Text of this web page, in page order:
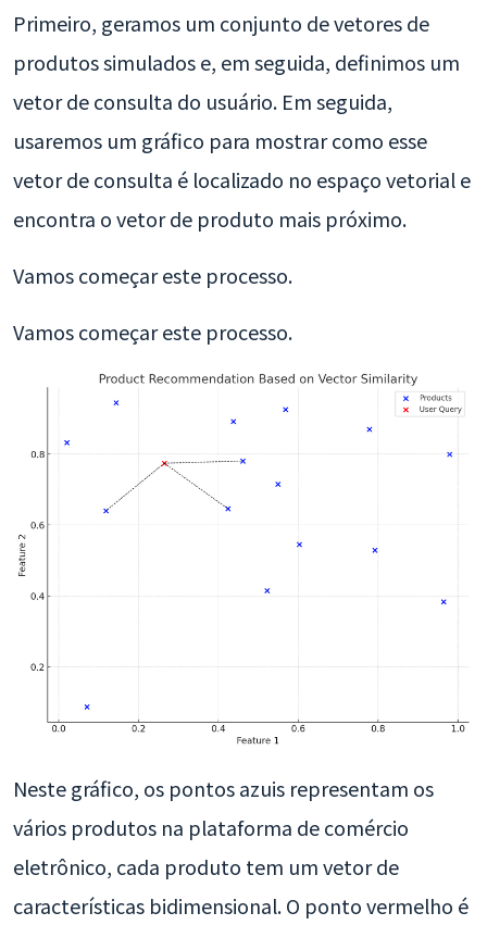
Primeiro, geramos um conjunto de vetores de
produtos simulados e, em seguida, definimos um
vetor de consulta do usuário. Em seguida,
usaremos um gráfico para mostrar como esse
vetor de consulta é localizado no espaço vetorial e
encontra o vetor de produto mais próximo.
Vamos começar este processo.
Vamos começar este processo.
Neste gráfico, os pontos azuis representam os
vários produtos na plataforma de comércio
eletrônico, cada produto tem um vetor de
características bidimensional. O ponto vermelho é